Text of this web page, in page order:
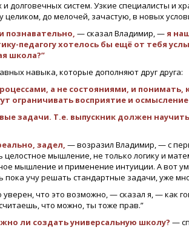
долговечных систем. Узкие специалисты и
целиком, до мелочей, зачастую, в новых
познавательно, — сказал Владимир, —я
педагогу хотелось бы ещё от тебя
школа?”
навыка, которые дополняют друг друга:
а не состояниями, и
ограничивать восприятие и
задачи. Т.е. выпускник должен
задел, — возразил Владимир, — с
мышление, не только логику и
мышление и применение интуиции. А вот
пока учу решать стандартные задачи, уже
что это возможно, — сказал я, — как
что можно, ты тоже прав.”
ли создать универсальную школу? —